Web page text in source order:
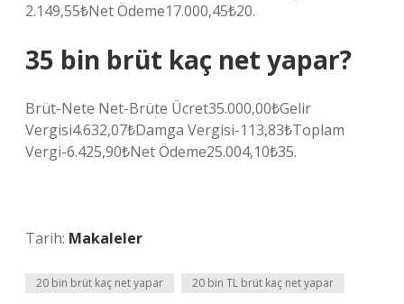
2.149,55₺Net Ödeme17.000,45₺20.
35 bin brüt kaç net yapar?
Brüt-Nete Net-Brüte Ücret35.000,00₺Gelir
Vergisi4.632,07₺Damga Vergisi-113,83₺Toplam
Vergi-6.425,90₺Net Ödeme25.004,10₺35.
Tarih: Makaleler
20 bin brüt kaç net yapar 20 bin TL brüt kaç net yapar